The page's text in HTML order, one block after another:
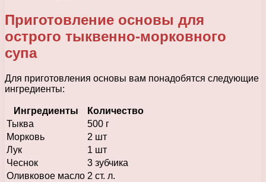
Приготовление основы для
острого тыквенно-морковного
супа
Для приготовления основы вам понадобятся следующие
ингредиенты:
Ингредиенты
Количество
Тыква
500 г
Морковь
2 шт
Лук
1 шт
Чеснок
3 зубчика
Оливковое масло 2 ст. л.